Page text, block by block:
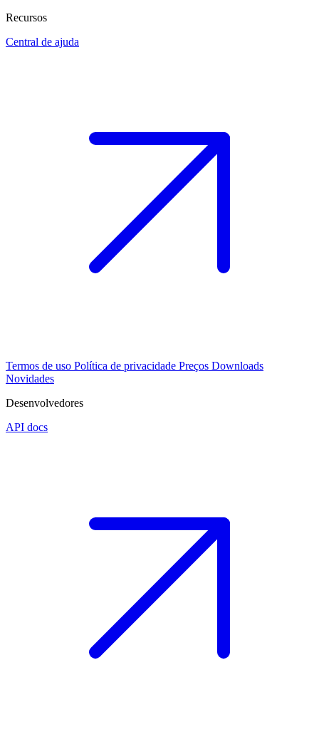
Recursos
Central de ajuda
Termos de uso Política de privacidade Preços Downloads
Novidades
Desenvolvedores
API docs